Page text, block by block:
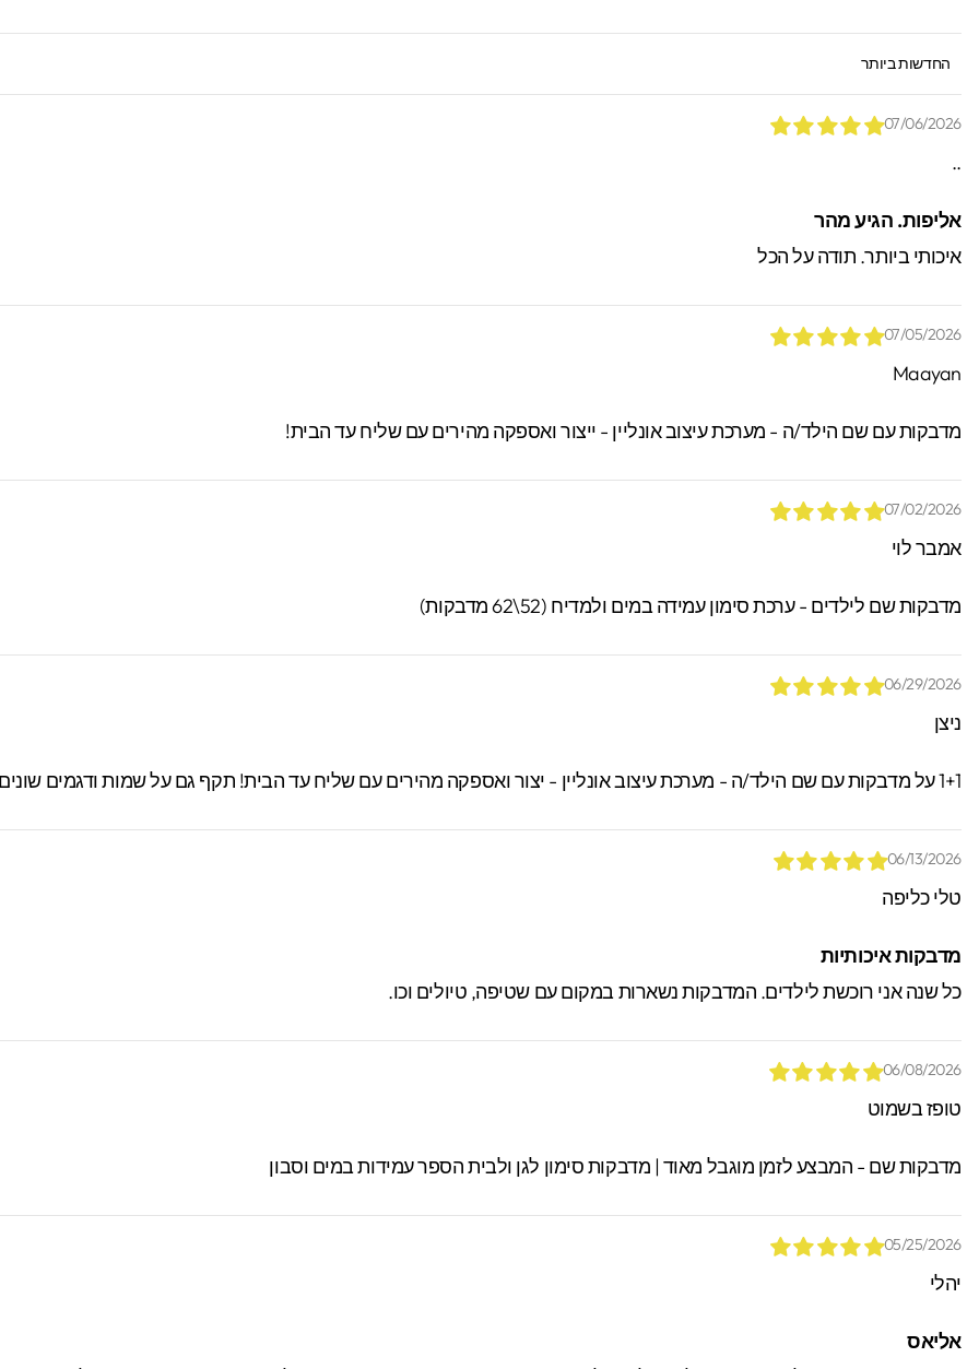
ניתן לאתר / לקבל הזמנות.
SORT BY
07/06/2026
..
אליפות. הגיע מהר
איכותי ביותר. תודה על הכל
07/05/2026
Maayan
מדבקות עם שם הילד/ה - מערכת עיצוב אונליין - ייצור ואספקה מהירים עם שליח עד הבית!
07/02/2026
אמבר לוי
מדבקות שם לילדים - ערכת סימון עמידה במים ולמדיח (52\62 מדבקות)
06/29/2026
ניצן
1+1 על מדבקות עם שם הילד/ה - מערכת עיצוב אונליין - יצור ואספקה מהירים עם שליח עד הבית! תקף גם על שמות ודגמים שונים! קוד הנחה " 1234 "
06/13/2026
טלי כליפה
מדבקות איכותיות
כל שנה אני רוכשת לילדים. המדבקות נשארות במקום עם שטיפה, טיולים וכו.
06/08/2026
טופז בשמוט
מדבקות שם - המבצע לזמן מוגבל מאוד | מדבקות סימון לגן ולבית הספר עמידות במים וסבון
05/25/2026
יהלי
אליאס